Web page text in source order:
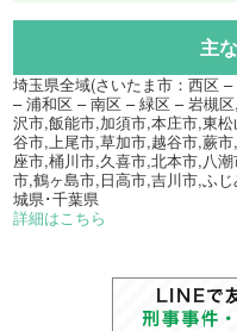
主
埼玉県全域(さいたま市：西区
– 浦和区 – 南区 – 緑区 – 岩槻
沢市,飯能市,加須市,本庄市,東
谷市,上尾市,草加市,越谷市,蕨
座市,桶川市,久喜市,北本市,八
市,鶴ヶ島市,日高市,吉川市,ふ
城県･千葉県
詳細はこちら